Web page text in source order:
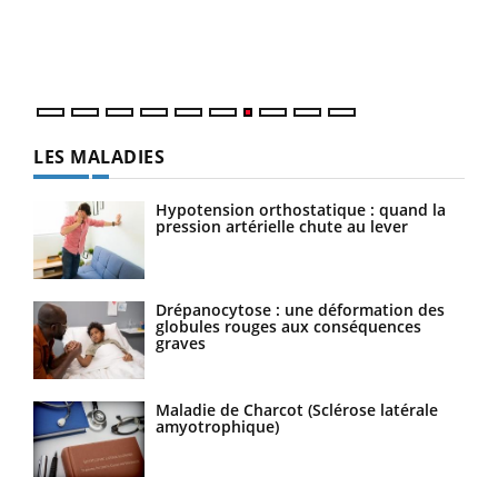
LES MALADIES
Hypotension orthostatique : quand la
pression artérielle chute au lever
Drépanocytose : une déformation des
globules rouges aux conséquences
graves
Maladie de Charcot (Sclérose latérale
amyotrophique)